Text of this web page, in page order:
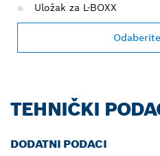
Uložak za L-BOXX
TEHNIČKI
DODATNI PODACI